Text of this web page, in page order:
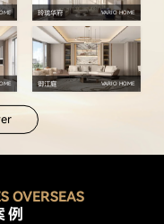
玲珑华府 VARIO HOME
御江庭 VARIO HOME
OVERSEAS